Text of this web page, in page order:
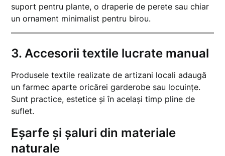
suport pentru plante, o draperie de perete sau chiar
un ornament minimalist pentru birou.
3.Accesorii textile lucrate manual
Produsele textile realizate de artizani locali adaugă
un farmec aparte oricărei garderobe sau locuințe.
Sunt practice, estetice și în același timp pline de
suflet.
Eșarfe și șaluri din materiale
naturale